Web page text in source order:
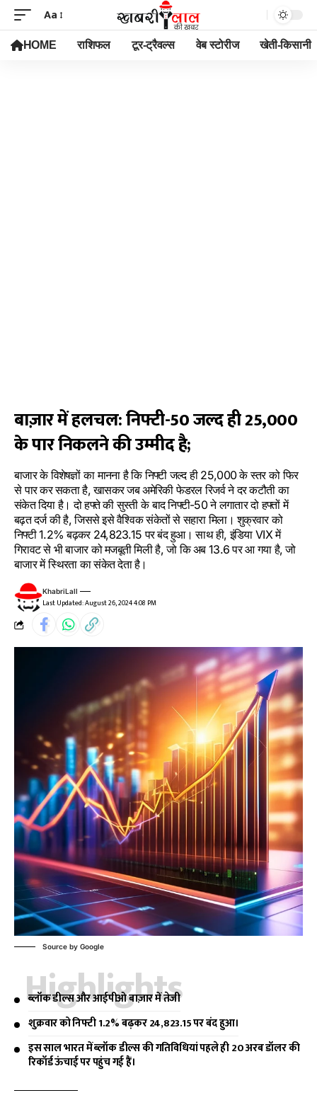
Aa
HOME राशिफल टूर-ट्रैवल्स वेब स्टोरीज खेती-किसानी
बाज़ार में हलचल: निफ्टी-50 जल्द ही 25,000
के पार निकलने की उम्मीद है;
बाजार के विशेषज्ञों का मानना है कि निफ्टी जल्द ही 25,000 के स्तर को फिर
से पार कर सकता है, खासकर जब अमेरिकी फेडरल रिजर्व ने दर कटौती का
संकेत दिया है। दो हफ्ते की सुस्ती के बाद निफ्टी-50 ने लगातार दो हफ्तों में
बढ़त दर्ज की है, जिससे इसे वैश्विक संकेतों से सहारा मिला। शुक्रवार को
निफ्टी 1.2% बढ़कर 24,823.15 पर बंद हुआ। साथ ही, इंडिया VIX में
गिरावट से भी बाजार को मजबूती मिली है, जो कि अब 13.6 पर आ गया है, जो
बाजार में स्थिरता का संकेत देता है।
Last Updated: August 26, 2024 4:08 PM
KhabriLall
Source by Google
Highlights
ब्लॉक डील्स और आईपीओ बाज़ार में तेजी
शुक्रवार को निफ्टी 1.2% बढ़कर 24,823.15 पर बंद हुआ।
इस साल भारत में ब्लॉक डील्स की गतिविधियां पहले ही 20 अरब डॉलर की
रिकॉर्ड ऊंचाई पर पहुंच गई हैं।